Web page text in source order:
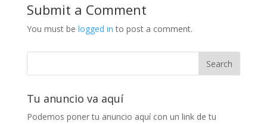
Submit a Comment
You must be logged in to post a comment.
Tu anuncio va aquí
Podemos poner tu anuncio aquí con un link de tu